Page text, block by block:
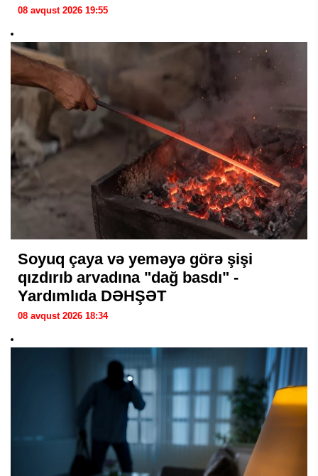
08 avqust 2026 19:55
Soyuq çaya və yeməyə görə şişi
qızdırıb arvadına "dağ basdı" -
Yardımlıda DƏHŞƏT
08 avqust 2026 18:34